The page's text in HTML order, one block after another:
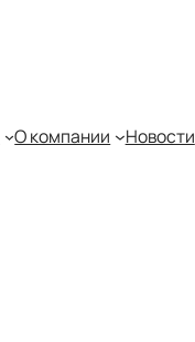
О компании Новости